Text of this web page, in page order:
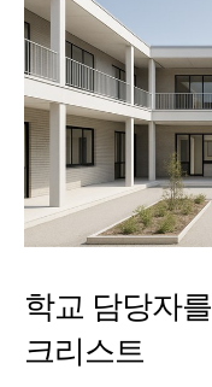
학교 담당자
크리스트